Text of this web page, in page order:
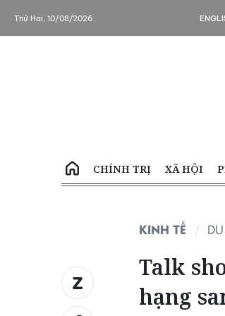
Thứ Hai, 10/08/2026
CHÍNH TRỊ XÃ HỘI
KINH TẾ
Talk
hạng